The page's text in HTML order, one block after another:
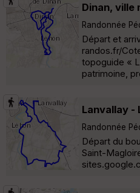
Dinan, ville
Randonnée
Départ et
randos.fr/
topoguide «
patrimoine,
Lanvallay -
Randonnée
Départ du
Saint-